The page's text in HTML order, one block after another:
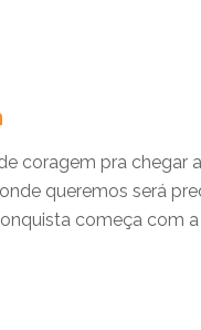
coragem pra chegar
queremos será
começa com